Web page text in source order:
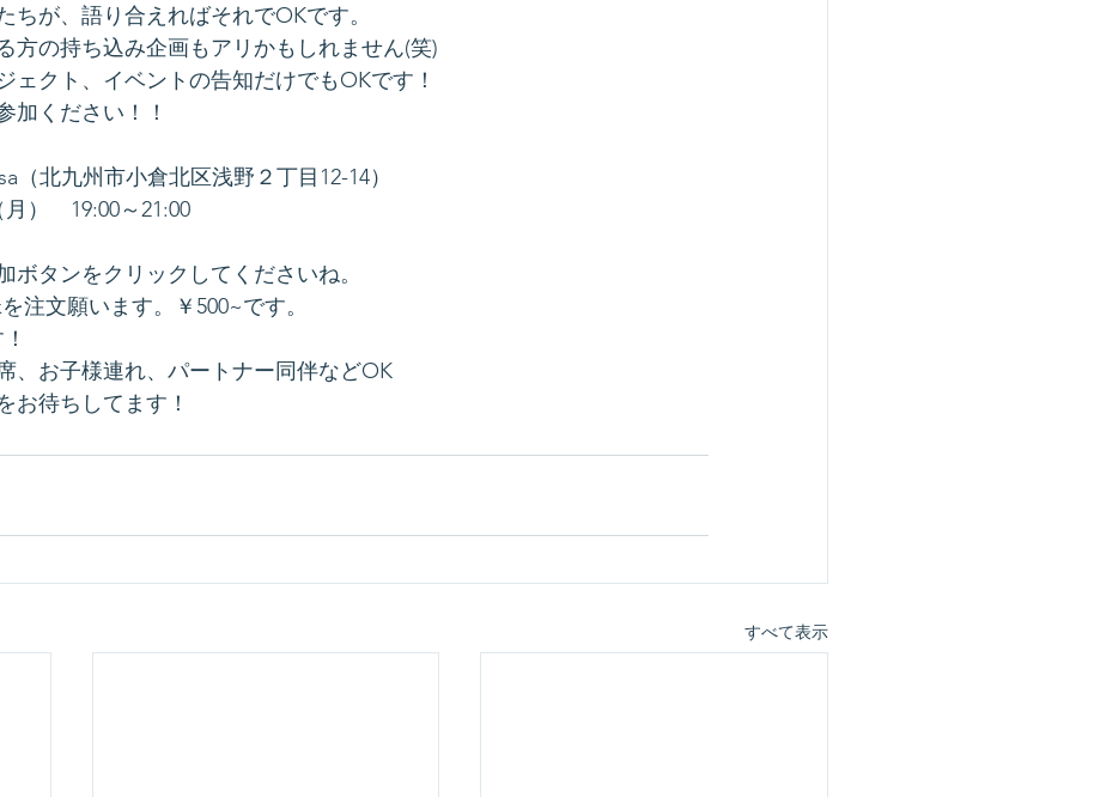
ちが、語り合えればそれでOKです。
方の持ち込み企画もアリかもしれません(笑)
ェクト、イベントの告知だけでもOKです！
加ください！！
（北九州市小倉北区浅野２丁目12-14）
）　19:00～21:00
ボタンをクリックしてくださいね。
注文願います。￥500~です。
、お子様連れ、パートナー同伴などOK
お待ちしてます！
すべて表示